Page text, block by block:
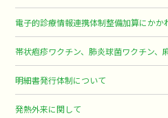
電子的診療情報連携体制整備加算にかか
帯状疱疹ワクチン、肺炎球菌ワクチン、
明細書発行体制について
発熱外来に関して